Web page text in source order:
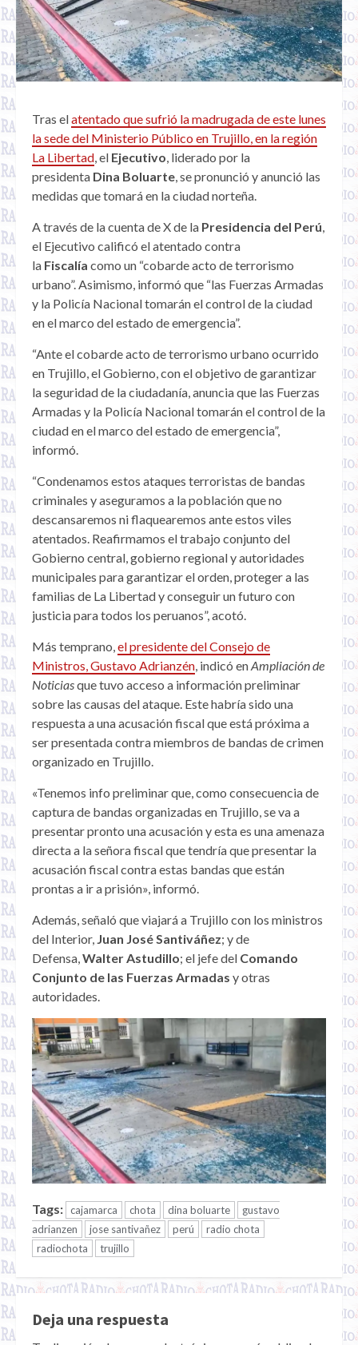
Tras elatentado que sufrió la madrugada de este lunes
la sede del Ministerio Público en Trujillo, en la región
La Libertad, el Ejecutivo, liderado por la
presidenta Dina Boluarte, se pronunció y anunció las
medidas que tomará en la ciudad norteña.
A través de la cuenta de X de la Presidencia del Perú,
el Ejecutivo calificó el atentado contra
la Fiscalía como un “cobarde acto de terrorismo
urbano”. Asimismo, informó que “las Fuerzas Armadas
y la Policía Nacional tomarán el control de la ciudad
en el marco del estado de emergencia”.
“Ante el cobarde acto de terrorismo urbano ocurrido
en Trujillo, el Gobierno, con el objetivo de garantizar
la seguridad de la ciudadanía, anuncia que las Fuerzas
Armadas y la Policía Nacional tomarán el control de la
ciudad en el marco del estado de emergencia”,
informó.
“Condenamos estos ataques terroristas de bandas
criminales y aseguramos a la población que no
descansaremos ni flaquearemos ante estos viles
atentados. Reafirmamos el trabajo conjunto del
Gobierno central, gobierno regional y autoridades
municipales para garantizar el orden, proteger a las
familias de La Libertad y conseguir un futuro con
justicia para todos los peruanos”, acotó.
Más temprano,el presidente del Consejo de
Ministros, Gustavo Adrianzén, indicó enAmpliación de
Noticiasque tuvo acceso a información preliminar
sobre las causas del ataque. Este habría sido una
respuesta a una acusación fiscal que está próxima a
ser presentada contra miembros de bandas de crimen
organizado en Trujillo.
«Tenemos info preliminar que, como consecuencia de
captura de bandas organizadas en Trujillo, se va a
presentar pronto una acusación y esta es una amenaza
directa a la señora fiscal que tendría que presentar la
acusación fiscal contra estas bandas que están
prontas a ir a prisión», informó.
Además, señaló que viajará a Trujillo con los ministros
del Interior, Juan José Santiváñez; y de
Defensa,Walter Astudillo; el jefe del Comando
Conjunto de las Fuerzas Armadas y otras
autoridades.
Tags: cajamarca chota dina boluarte
gustavo
adrianzen
jose santivañez perú
radio chota
radiochota
trujillo
Deja una respuesta